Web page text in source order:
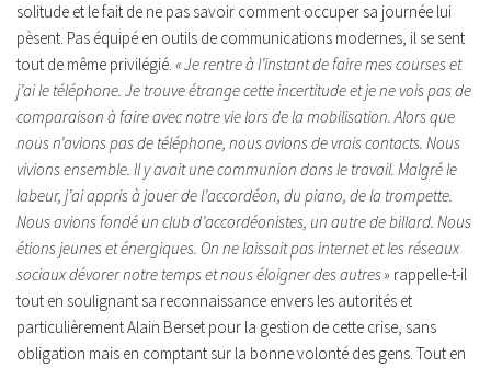
solitude et le fait de ne pas savoir comment occuper sa journée lui
pèsent. Pas équipé en outils de communications modernes, il se sent
tout de même privilégié. « Je rentre à l’instant de faire mes courses et
j’ai le téléphone. Je trouve étrange cette incertitude et je ne vois pas de
comparaison à faire avec notre vie lors de la mobilisation. Alors que
nous n’avions pas de téléphone, nous avions de vrais contacts. Nous
vivions ensemble. Il y avait une communion dans le travail. Malgré le
labeur, j’ai appris à jouer de l’accordéon, du piano, de la trompette.
Nous avions fondé un club d’accordéonistes, un autre de billard. Nous
étions jeunes et énergiques. On ne laissait pas internet et les réseaux
sociaux dévorer notre temps et nous éloigner des autres » rappelle-t-il
tout en soulignant sa reconnaissance envers les autorités et
particulièrement Alain Berset pour la gestion de cette crise, sans
obligation mais en comptant sur la bonne volonté des gens. Tout en